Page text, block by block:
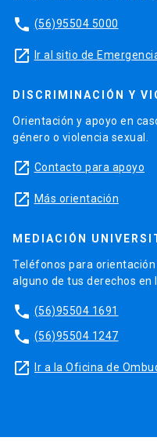
phone (56)95504 5000
launch Ir al sitio de
DISCRIMINACIÓN Y
Orientación y apoyo en
género o violencia sexual.
launch Contacto para apoyo
launch Más orientación
MEDIACIÓN
Teléfonos para
alguno de tus derechos en
phone (56)95504 1691
phone (56)95504 1247
launch Ir a la Oficina de